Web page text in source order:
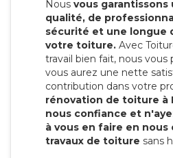
Nous vous garantissons
qualité, de
sécurité et une longue
votre toiture. Avec
travail bien fait, nous
vous aurez une nette
contribution dans votre
rénovation de toiture à
nous confiance et
à vous en faire en nous
travaux de toiture sans